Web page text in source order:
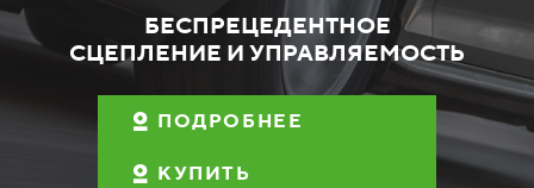
ПОКУПКА И АКЦИИ
БЕСПРЕЦЕДЕНТНОЕ
СЦЕПЛЕНИЕ И УПРАВЛЯЕМОСТЬ
ПОДРОБНЕЕ
КУПИТЬ